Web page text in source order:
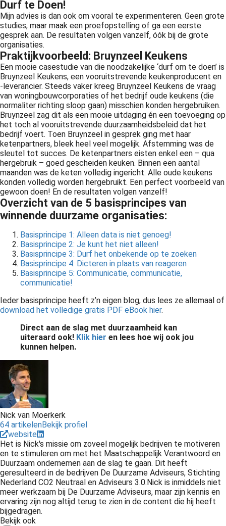
Durf te Doen!
Mijn advies is dan ook om vooral te experimenteren. Geen grote
studies, maar maak een proefopstelling of ga een eerste
gesprek aan. De resultaten volgen vanzelf, óók bij de grote
organisaties.
Praktijkvoorbeeld: Bruynzeel Keukens
Een mooie casestudie van die noodzakelijke ‘durf om te doen’ is
Bruynzeel Keukens, een vooruitstrevende keukenproducent en
-leverancier. Steeds vaker kreeg Bruynzeel Keukens de vraag
van woningbouwcorporaties of het bedrijf oude keukens (die
normaliter richting sloop gaan) misschien konden hergebruiken.
Bruynzeel zag dit als een mooie uitdaging én een toevoeging op
het toch al vooruitstrevende duurzaamheidsbeleid dat het
bedrijf voert. Toen Bruynzeel in gesprek ging met haar
ketenpartners, bleek heel veel mogelijk. Afstemming was de
sleutel tot succes. De ketenpartners eisten enkel een – qua
hergebruik – goed gescheiden keuken. Binnen een aantal
maanden was de keten volledig ingericht. Alle oude keukens
konden volledig worden hergebruikt. Een perfect voorbeeld van
gewoon doen! En de resultaten volgen vanzelf!
Overzicht van de 5 basisprincipes van
winnende duurzame organisaties:
Basisprincipe 1: Alleen data is niet genoeg!
Basisprincipe 2: Je kunt het niet alleen!
Basisprincipe 3: Durf het onbekende op te zoeken
Basisprincipe 4: Dicteren in plaats van reageren
Basisprincipe 5: Communicatie, communicatie,
communicatie!
Ieder basisprincipe heeft z’n eigen blog, dus lees ze allemaal of
download het volledige gratis PDF eBook hier.
Direct aan de slag met duurzaamheid kan
uiteraard ook! Klik hier en lees hoe wij ook jou
kunnen helpen.
Nick van Moerkerk
64 artikelenBekijk profiel
website
Het is Nick's missie om zoveel mogelijk bedrijven te motiveren
en te stimuleren om met het Maatschappelijk Verantwoord en
Duurzaam ondernemen aan de slag te gaan. Dit heeft
geresulteerd in de bedrijven De Duurzame Adviseurs, Stichting
Nederland CO2 Neutraal en Adviseurs 3.0.Nick is inmiddels niet
meer werkzaam bij De Duurzame Adviseurs, maar zijn kennis en
ervaring zijn nog altijd terug te zien in de content die hij heeft
bijgedragen.
Bekijk ook